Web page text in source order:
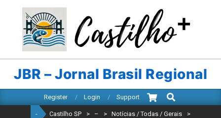
content
CASTILHO
SP
JBR – Jornal Brasil Regional
Navigation
Register Login Support
Search
- Castilho SP > – > Notícias / Todas / Gerais >